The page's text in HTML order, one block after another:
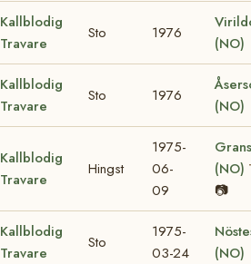
Kallblodig
Travare
Sto 1976
(NO)
Kallblodig
Travare
Sto 1976
(NO)
Kallblodig
Travare
Hingst
1975-
06-
09
(NO)
📷
Kallblodig
Travare
Sto
1975-
03-24
(NO)